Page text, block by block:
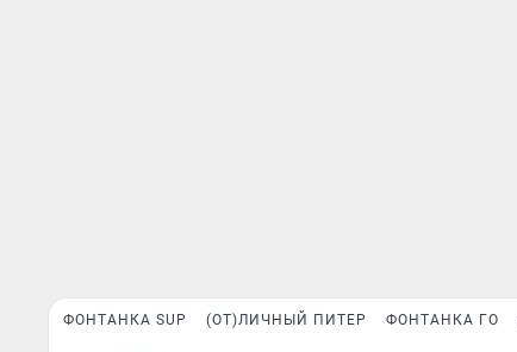
ФОНТАНКА SUP (ОТ)ЛИЧНЫЙ ПИТЕР ФОНТАНКА ГО